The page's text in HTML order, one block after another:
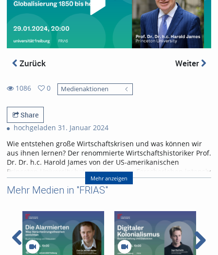
Zurück Weiter
1086
views
0
favorites
Medienaktionen
Share
hochgeladen 31. Januar 2024
Wie entstehen große Wirtschaftskrisen und was können wir
aus ihnen lernen? Der renommierte Wirtschaftshistoriker Prof.
Dr. Dr. h.c. Harold James von der US-amerikanischen
Princeton University hat sich in seinem Forscherleben intensiv
mit der Geschichte der Globalisierung befasst.
In seinem Buch „Schockmomente“ (Englischer Originaltitel
seit dem 19. Jahrhundert unter die Lupe und analysiert, was
wir aus diesen für die Zukunft lernen können.
Am 29. Januar 2024 war Harold James im Rahmen der FRIAS
Freiburger Horizonte an der @UniversitatFreiburgzu Gast
Mehr anzeigen
Mehr Medien in "FRIAS"